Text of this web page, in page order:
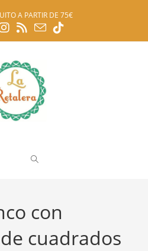
A PARTIR DE 75€
con
cuadrados